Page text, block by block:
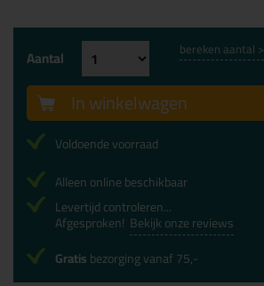
Aantal bereken aantal >
In winkelwagen
Voldoende voorraad
Alleen online beschikbaar
Levertijd controleren...
Afgesproken! Bekijk onze reviews
Gratisbezorging vanaf 75,-